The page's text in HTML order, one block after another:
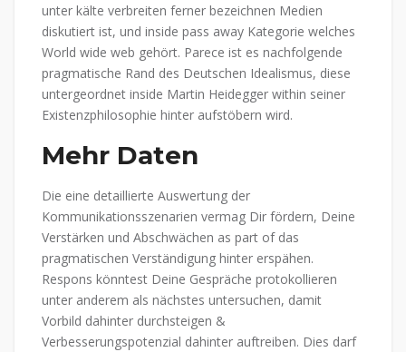
unter kälte verbreiten ferner bezeichnen Medien
diskutiert ist, und inside pass away Kategorie welches
World wide web gehört. Parece ist es nachfolgende
pragmatische Rand des Deutschen Idealismus, diese
untergeordnet inside Martin Heidegger within seiner
Existenzphilosophie hinter aufstöbern wird.
Mehr Daten
Die eine detaillierte Auswertung der
Kommunikationsszenarien vermag Dir fördern, Deine
Verstärken und Abschwächen as part of das
pragmatischen Verständigung hinter erspähen.
Respons könntest Deine Gespräche protokollieren
unter anderem als nächstes untersuchen, damit
Vorbild dahinter durchsteigen &
Verbesserungspotenzial dahinter auftreiben. Dies darf